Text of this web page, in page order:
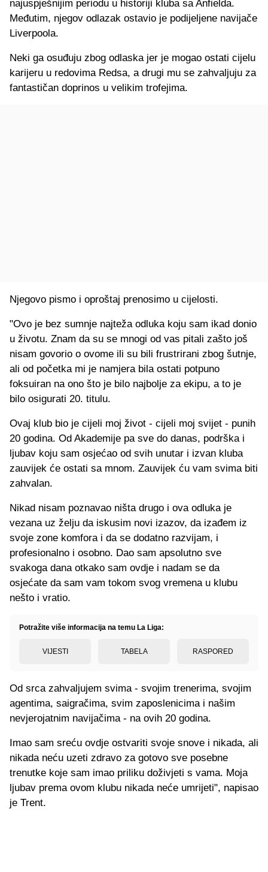
najuspješnijim periodu u historiji kluba sa Anfielda.
Međutim, njegov odlazak ostavio je podijeljene navijače
Liverpoola.
Neki ga osuđuju zbog odlaska jer je mogao ostati cijelu
karijeru u redovima Redsa, a drugi mu se zahvaljuju za
fantastičan doprinos u velikim trofejima.
Njegovo pismo i oproštaj prenosimo u cijelosti.
"Ovo je bez sumnje najteža odluka koju sam ikad donio
u životu. Znam da su se mnogi od vas pitali zašto još
nisam govorio o ovome ili su bili frustrirani zbog šutnje,
ali od početka mi je namjera bila ostati potpuno
foksuiran na ono što je bilo najbolje za ekipu, a to je
bilo osigurati 20. titulu.
Ovaj klub bio je cijeli moj život - cijeli moj svijet - punih
20 godina. Od Akademije pa sve do danas, podrška i
ljubav koju sam osjećao od svih unutar i izvan kluba
zauvijek će ostati sa mnom. Zauvijek ću vam svima biti
zahvalan.
Nikad nisam poznavao ništa drugo i ova odluka je
vezana uz želju da iskusim novi izazov, da izađem iz
svoje zone komfora i da se dodatno razvijam, i
profesionalno i osobno. Dao sam apsolutno sve
svakoga dana otkako sam ovdje i nadam se da
osjećate da sam vam tokom svog vremena u klubu
nešto i vratio.
Potražite više informacija na temu La Liga:
VIJESTI TABELA RASPORED
Od srca zahvaljujem svima - svojim trenerima, svojim
agentima, saigračima, svim zaposlenicima i našim
nevjerojatnim navijačima - na ovih 20 godina.
Imao sam sreću ovdje ostvariti svoje snove i nikada, ali
nikada neću uzeti zdravo za gotovo sve posebne
trenutke koje sam imao priliku doživjeti s vama. Moja
ljubav prema ovom klubu nikada neće umrijeti", napisao
je Trent.